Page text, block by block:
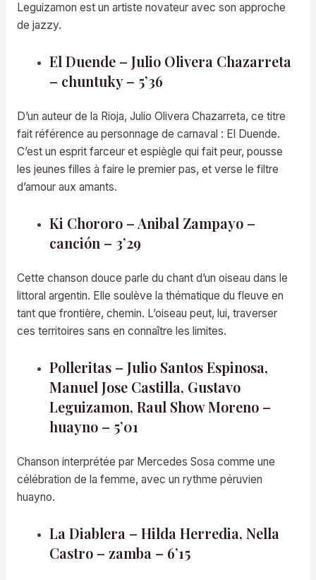
Leguizamon est un artiste novateur avec son approche
de jazzy.
El Duende – Julio Olivera Chazarreta
– chuntuky – 5’36
D’un auteur de la Rioja, Julio Olivera Chazarreta, ce titre
fait référence au personnage de carnaval : El Duende.
C’est un esprit farceur et espiègle qui fait peur, pousse
les jeunes filles à faire le premier pas, et verse le filtre
d’amour aux amants.
Ki Chororo – Anibal Zampayo –
canción – 3’29
Cette chanson douce parle du chant d’un oiseau dans le
littoral argentin. Elle soulève la thématique du fleuve en
tant que frontière, chemin. L’oiseau peut, lui, traverser
ces territoires sans en connaître les limites.
Polleritas – Julio Santos Espinosa,
Manuel Jose Castilla, Gustavo
Leguizamon, Raul Show Moreno –
huayno – 5’01
Chanson interprétée par Mercedes Sosa comme une
célébration de la femme, avec un rythme péruvien
huayno.
La Diablera – Hilda Herredia, Nella
Castro – zamba – 6’15